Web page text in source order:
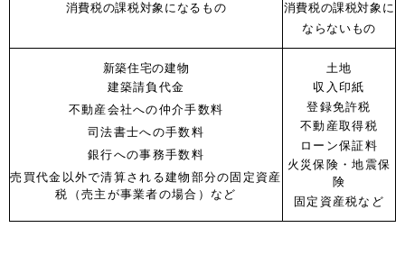
消費税の課税対象になるもの
消費税の課税対象に
ならないもの
新築住宅の建物
建築請負代金
不動産会社への仲介手数料
司法書士への手数料
銀行への事務手数料
売買代金以外で清算される建物部分の固定資産
税（売主が事業者の場合）など
土地
収入印紙
登録免許税
不動産取得税
ローン保証料
火災保険・地震保
険
固定資産税など